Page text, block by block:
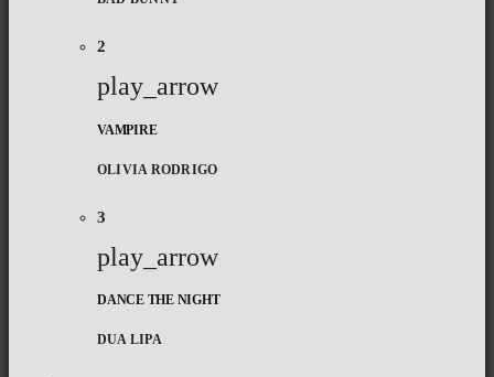
2
play_arrow
VAMPIRE
OLIVIA RODRIGO
3
play_arrow
DANCE THE NIGHT
DUA LIPA